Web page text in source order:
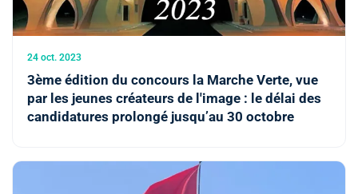
24 oct. 2023
3ème édition du concours la Marche Verte, vue
par les jeunes créateurs de l'image : le délai des
candidatures prolongé jusqu’au 30 octobre